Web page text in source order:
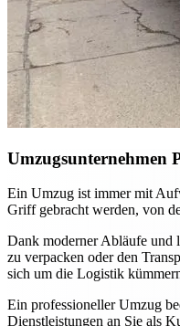
Umzugsunternehmen
Ein Umzug ist immer mit
Griff gebracht werden, von
Dank moderner Abläufe und
zu verpacken oder den
sich um die Logistik
Ein professioneller Umzug
Dienstleistungen an Sie als